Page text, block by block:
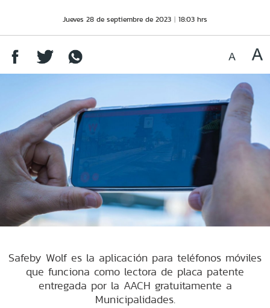
Jueves 28 de septiembre de 2023 18:03 hrs
Safeby Wolf es la aplicación para teléfonos móviles
que funciona como lectora de placa patente
entregada por la AACH gratuitamente a
Municipalidades.